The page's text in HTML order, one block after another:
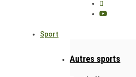
Sport
Autres sports